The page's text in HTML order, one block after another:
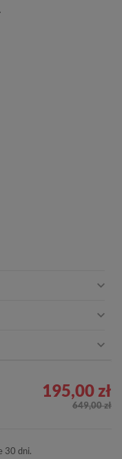
195,00 zł
649,00 zł
30 dni.